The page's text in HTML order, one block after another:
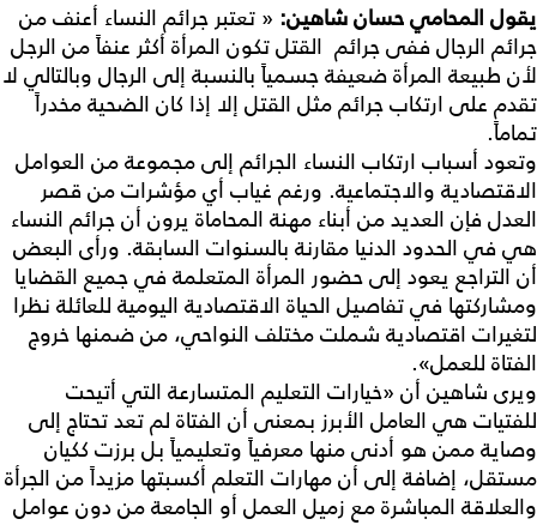
يقول المحامي حسان شاهين: « تعتبر جرائم النساء أعنف من
جرائم الرجال ففى جرائم القتل تكون المرأة أكثر عنفاً من الرجل
لأن طبيعة المرأة ضعيفة جسمياً بالنسبة إلى الرجال وبالتالي لا
تقدم على ارتكاب جرائم مثل القتل إلا إذا كان الضحية مخدراً
تماماً.
وتعود أسباب ارتكاب النساء الجرائم إلى مجموعة من العوامل
الاقتصادية والاجتماعية. ورغم غياب أي مؤشرات من قصر
العدل فإن العديد من أبناء مهنة المحاماة يرون أن جرائم النساء
هي في الحدود الدنيا مقارنة بالسنوات السابقة. ورأى البعض
أن التراجع يعود إلى حضور المرأة المتعلمة في جميع القضايا
ومشاركتها في تفاصيل الحياة الاقتصادية اليومية للعائلة نظرا
لتغيرات اقتصادية شملت مختلف النواحي، من ضمنها خروج
الفتاة للعمل».
ويرى شاهين أن «خيارات التعليم المتسارعة التي أتيحت
للفتيات هي العامل الأبرز بمعنى أن الفتاة لم تعد تحتاج إلى
وصاية ممن هو أدنى منها معرفياً وتعليمياً بل برزت ككيان
مستقل، إضافة إلى أن مهارات التعلم أكسبتها مزيداً من الجرأة
والعلاقة المباشرة مع زميل العمل أو الجامعة من دون عوامل